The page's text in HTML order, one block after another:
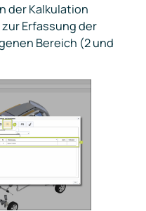
der Kalkulation
Erfassung der
Bereich (2 und